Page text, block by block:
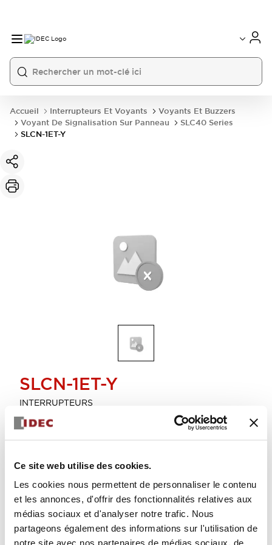
Ce site web utilise des cookies.
Les cookies nous permettent de personnaliser le contenu
et les annonces, d'offrir des fonctionnalités relatives aux
médias sociaux et d'analyser notre trafic. Nous
partageons également des informations sur l'utilisation de
notre site avec nos partenaires de médias sociaux, de
Accueil Interrupteurs Et Voyants
Voyants Et Buzzers
Voyant De Signalisation Sur Panneau
SLC40 Series
SLCN-1ET-Y
SLCN-1ET-Y
INTERRUPTEURS
Sélectionner la quantité